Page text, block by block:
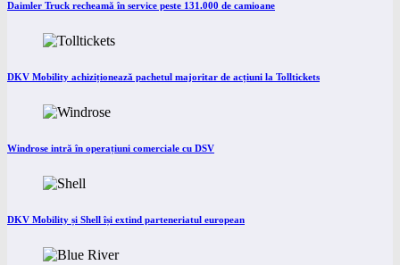
Daimler Truck recheamă în service peste 131.000 de camioane
DKV Mobility achiziționează pachetul majoritar de acțiuni la Tolltickets
Windrose intră în operațiuni comerciale cu DSV
DKV Mobility și Shell își extind parteneriatul european